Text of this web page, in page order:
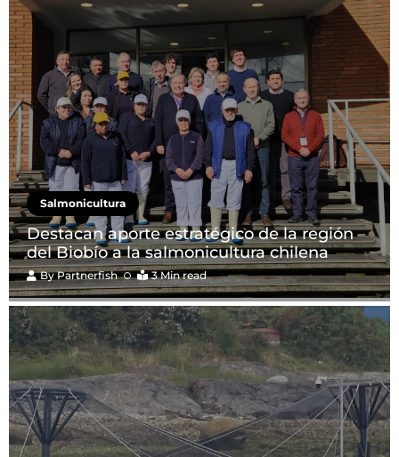
Salmonicultura
Destacan aporte estratégico de la región
del Biobío a la salmonicultura chilena
ByPartnerfish 3 Min read